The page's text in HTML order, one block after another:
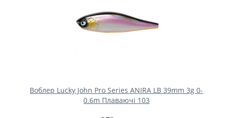
Воблер Lucky John Pro Series ANIRA LB 39mm 3g 0-
0.6m Плаваючі 103